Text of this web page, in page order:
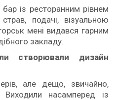
із ресторанним рівнем
подачі, візуальною
мені видався гарним
закладу.
створювали дизайн
але дещо, звичайно,
Виходили насамперед із